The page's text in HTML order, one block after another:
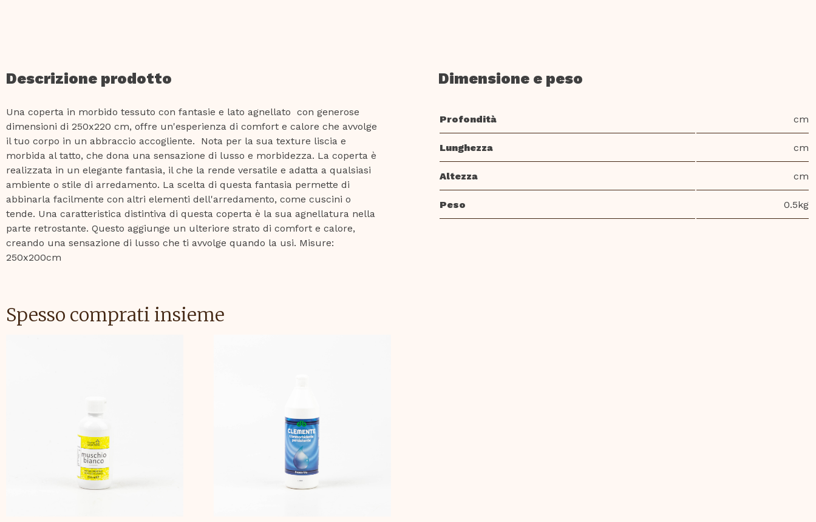
Descrizione prodotto
Una coperta in morbido tessuto con fantasie e lato agnellato con generose
dimensioni di 250x220 cm, offre un'esperienza di comfort e calore che avvolge
il tuo corpo in un abbraccio accogliente. Nota per la sua texture liscia e
morbida al tatto, che dona una sensazione di lusso e morbidezza. La coperta è
realizzata in un elegante fantasia, il che la rende versatile e adatta a qualsiasi
ambiente o stile di arredamento. La scelta di questa fantasia permette di
abbinarla facilmente con altri elementi dell'arredamento, come cuscini o
tende. Una caratteristica distintiva di questa coperta è la sua agnellatura nella
parte retrostante. Questo aggiunge un ulteriore strato di comfort e calore,
creando una sensazione di lusso che ti avvolge quando la usi. Misure:
250x200cm
Dimensione e peso
Profondità cm
Lunghezza cm
Altezza cm
Peso 0.5kg
Spesso comprati insieme